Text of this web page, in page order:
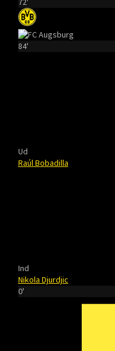
84'
Ud
Raúl Bobadilla
Ind
Nikola Djurdjic
0'